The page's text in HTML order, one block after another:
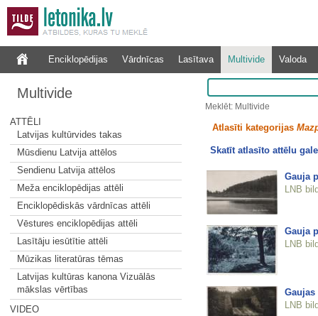
Enciklopēdijas Vārdnīcas Lasītava Multivide Valoda
Multivide
ATTĒLI
Latvijas kultūrvides takas
Mūsdienu Latvija attēlos
Sendienu Latvija attēlos
Meža enciklopēdijas attēli
Enciklopēdiskās vārdnīcas attēli
Vēstures enciklopēdijas attēli
Lasītāju iesūtītie attēli
Mūzikas literatūras tēmas
Latvijas kultūras kanona Vizuālās
mākslas vērtības
VIDEO
Meklēt: Multivide
Atlasīti kategorijas
Skatīt atlasīto attēlu
Gauja
LNB
Gauja
LNB
LNB